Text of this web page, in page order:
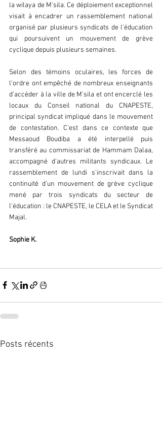
la wilaya de M'sila. Ce déploiement exceptionnel
visait à encadrer un rassemblement national
organisé par plusieurs syndicats de l'éducation
qui poursuivent un mouvement de grève
cyclique depuis plusieurs semaines.
Selon des témoins oculaires, les forces de
l'ordre ont empêché de nombreux enseignants
d'accéder à la ville de M'sila et ont encerclé les
locaux du Conseil national du CNAPESTE,
principal syndicat impliqué dans le mouvement
de contestation. C'est dans ce contexte que
Messaoud Boudiba a été interpellé puis
transféré au commissariat de Hammam Dalaa,
accompagné d'autres militants syndicaux. Le
rassemblement de lundi s'inscrivait dans la
continuité d'un mouvement de grève cyclique
mené par trois syndicats du secteur de
l'éducation : le CNAPESTE, le CELA et le Syndicat
Majal.
Sophie K.
Posts récents